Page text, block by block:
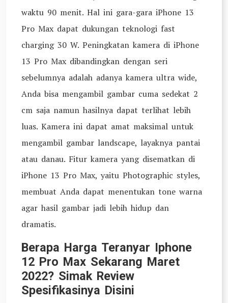
waktu 90 menit. Hal ini gara-gara iPhone 13
Pro Max dapat dukungan teknologi fast
charging 30 W. Peningkatan kamera di iPhone
13 Pro Max dibandingkan dengan seri
sebelumnya adalah adanya kamera ultra wide,
Anda bisa mengambil gambar cuma sedekat 2
cm saja namun hasilnya dapat terlihat lebih
luas. Kamera ini dapat amat maksimal untuk
mengambil gambar landscape, layaknya pantai
atau danau. Fitur kamera yang disematkan di
iPhone 13 Pro Max, yaitu Photographic styles,
membuat Anda dapat menentukan tone warna
agar hasil gambar jadi lebih hidup dan
dramatis.
Berapa Harga Teranyar Iphone
12 Pro Max Sekarang Maret
2022? Simak Review
Spesifikasinya Disini